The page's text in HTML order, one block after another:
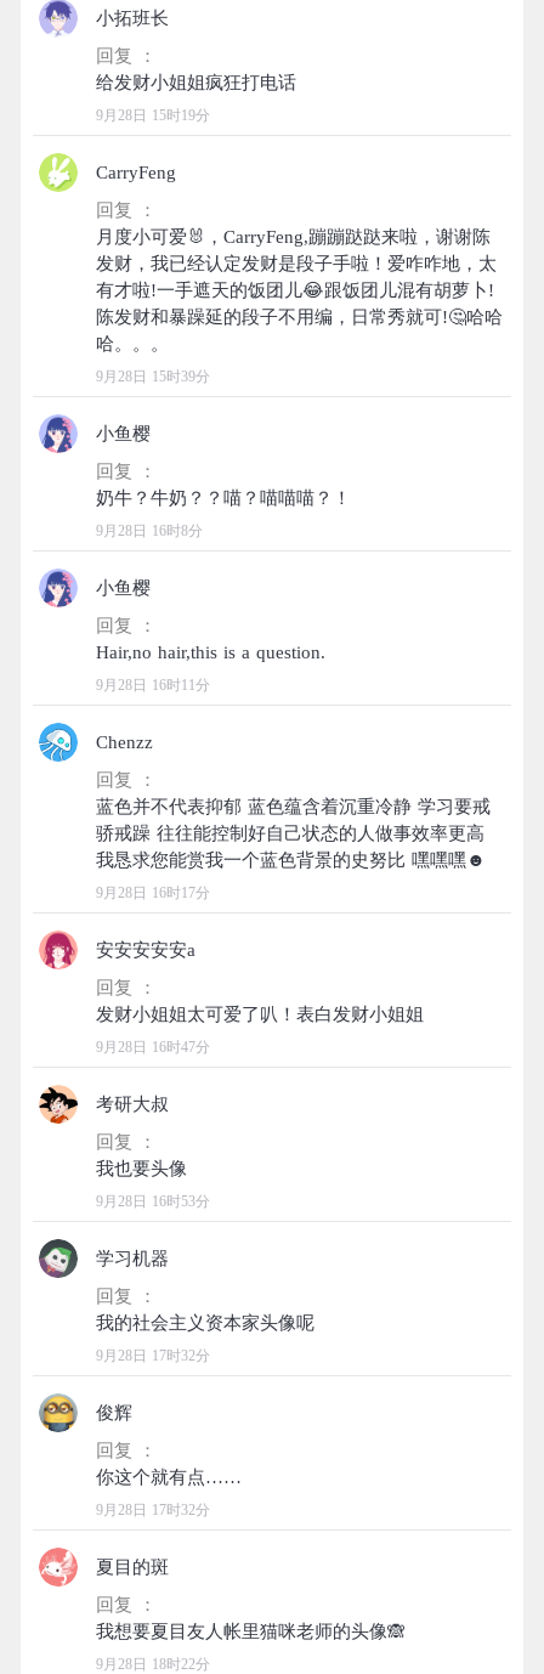
小拓班长
回复 ：
9月28日 15时19分
CarryFeng
回复 ：
月度小可爱🐰，CarryFeng,蹦蹦跶跶来啦，谢谢陈
发财，我已经认定发财是段子手啦！爱咋咋地，太
有才啦!一手遮天的饭团儿😂跟饭团儿混有胡萝卜!
陈发财和暴躁延的段子不用编，日常秀就可!🤔哈哈
9月28日 15时39分
小鱼樱
回复 ：
9月28日 16时8分
小鱼樱
回复 ：
9月28日 16时11分
Chenzz
回复 ：
蓝色并不代表抑郁 蓝色蕴含着沉重冷静 学习要戒
骄戒躁 往往能控制好自己状态的人做事效率更高
9月28日 16时17分
安安安安安a
回复 ：
9月28日 16时47分
考研大叔
回复 ：
9月28日 16时53分
学习机器
回复 ：
9月28日 17时32分
俊辉
回复 ：
9月28日 17时32分
夏目的斑
回复 ：
9月28日 18时22分